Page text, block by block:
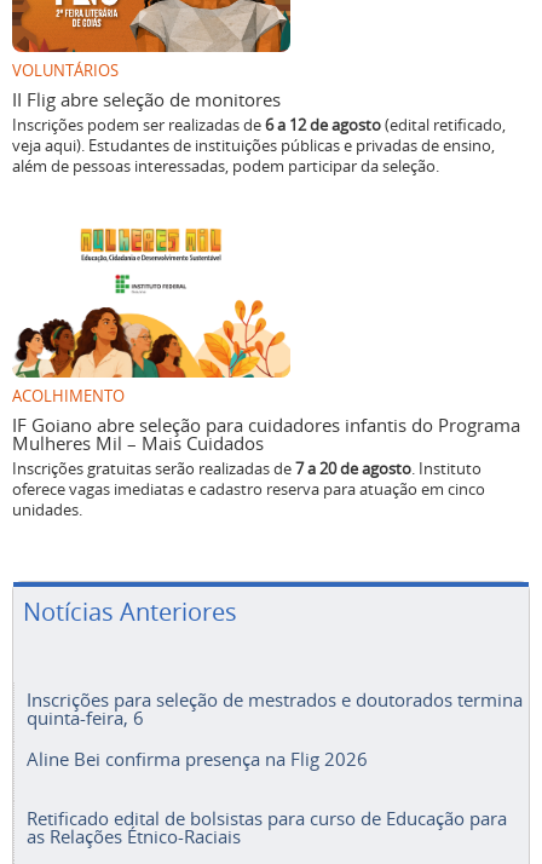
VOLUNTÁRIOS
II Flig abre seleção de monitores
Inscrições podem ser realizadas de6 a 12 de agosto(edital retificado,
veja aqui). Estudantes de instituições públicas e privadas de ensino,
além de pessoas interessadas, podem participar da seleção.
ACOLHIMENTO
IF Goiano abre seleção para cuidadores infantis do Programa
Mulheres Mil – Mais Cuidados
Inscrições gratuitas serão realizadas de7 a 20 de agosto. Instituto
oferece vagas imediatas e cadastro reserva para atuação em cinco
unidades.
Notícias Anteriores
Inscrições para seleção de mestrados e doutorados termina
quinta-feira, 6
Aline Bei confirma presença na Flig 2026
Retificado edital de bolsistas para curso de Educação para
as Relações Étnico-Raciais